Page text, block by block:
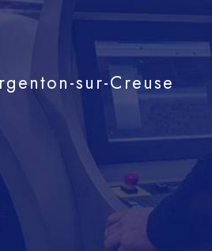
sur-Creuse